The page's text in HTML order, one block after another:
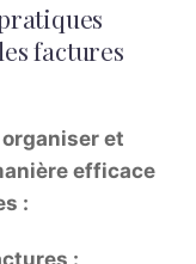
factures
et
efficace
:
: